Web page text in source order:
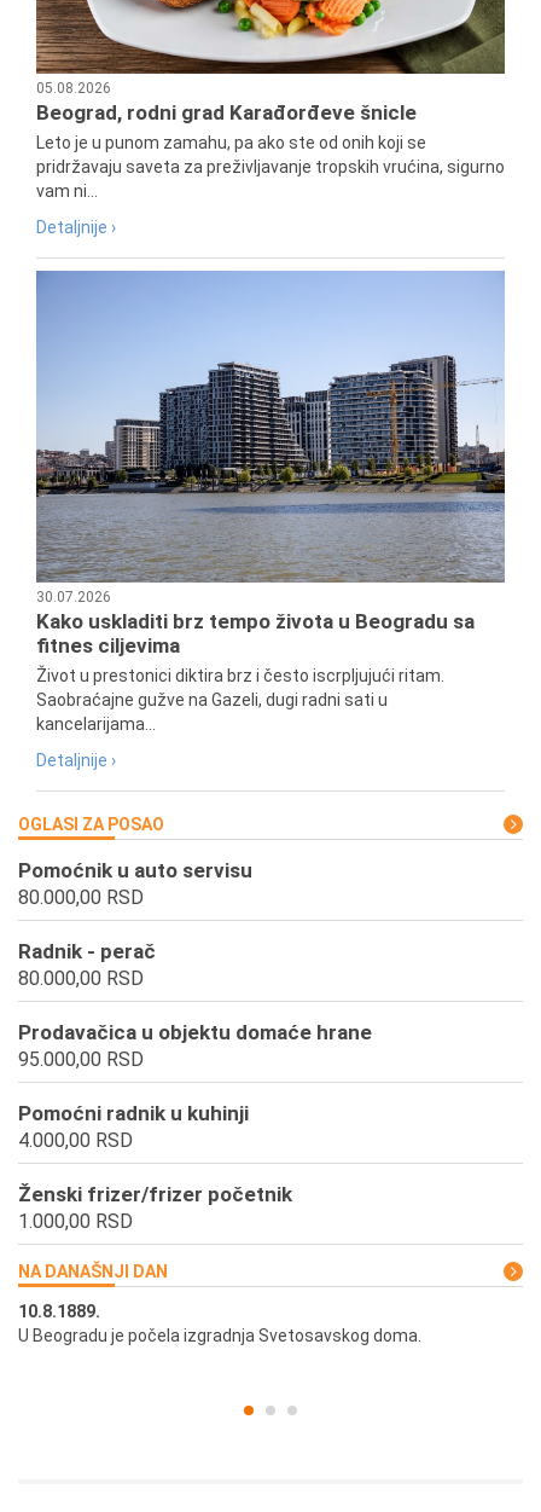
05.08.2026
Beograd, rodni grad Karađorđeve šnicle
Leto je u punom zamahu, pa ako ste od onih koji se
pridržavaju saveta za preživljavanje tropskih vrućina, sigurno
vam ni...
Detaljnije ›
30.07.2026
Kako uskladiti brz tempo života u Beogradu sa
fitnes ciljevima
Život u prestonici diktira brz i često iscrpljujući ritam.
Saobraćajne gužve na Gazeli, dugi radni sati u
kancelarijama...
Detaljnije ›
OGLASI ZA POSAO
Pomoćnik u auto servisu
80.000,00 RSD
Radnik - perač
80.000,00 RSD
Prodavačica u objektu domaće hrane
95.000,00 RSD
Pomoćni radnik u kuhinji
4.000,00 RSD
Ženski frizer/frizer početnik
1.000,00 RSD
NA DANAŠNJI DAN
10.8.1889.
U Beogradu je počela izgradnja Svetosavskog doma.